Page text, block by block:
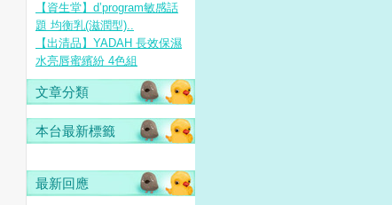
【資生堂】d’program敏感話
題 均衡乳(滋潤型)..
【出清品】YADAH 長效保濕
水亮唇蜜繽紛 4色組
文章分類
本台最新標籤
最新回應